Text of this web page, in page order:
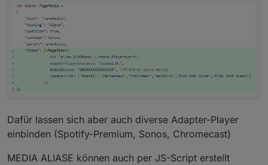
Dafür lassen sich aber auch diverse Adapter-Player
einbinden (Spotify-Premium, Sonos, Chromecast)
MEDIA ALIASE können auch per JS-Script erstellt